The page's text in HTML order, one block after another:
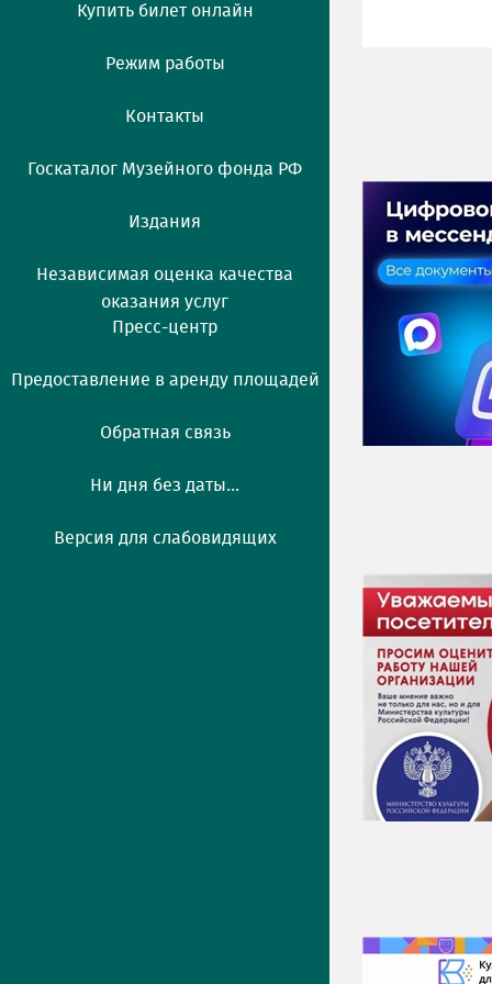
Купить билет онлайн
Режим работы
Контакты
Госкаталог Музейного фонда РФ
Издания
Независимая оценка качества
оказания услуг
Пресс-центр
Предоставление в аренду площадей
Обратная связь
Ни дня без даты...
Версия для слабовидящих